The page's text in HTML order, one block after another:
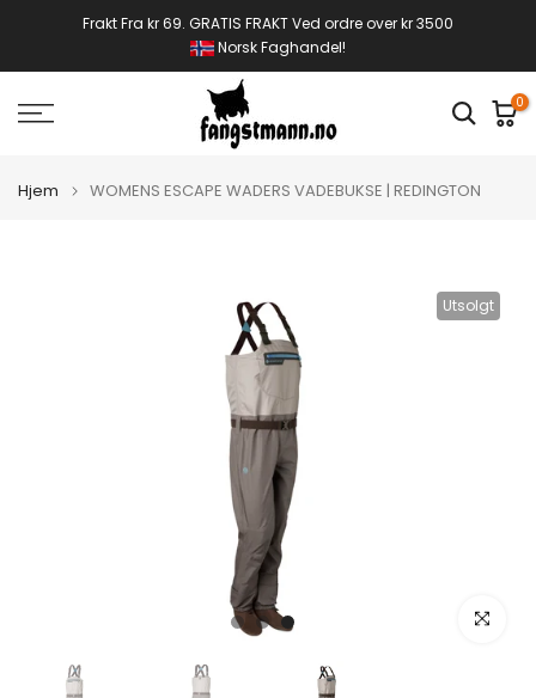
Frakt Fra kr 69. GRATIS FRAKT Ved ordre over kr 3500
Norsk Faghandel!
0
Hjem WOMENS ESCAPE WADERS VADEBUKSE | REDINGTON
Utsolgt
Klikk for å